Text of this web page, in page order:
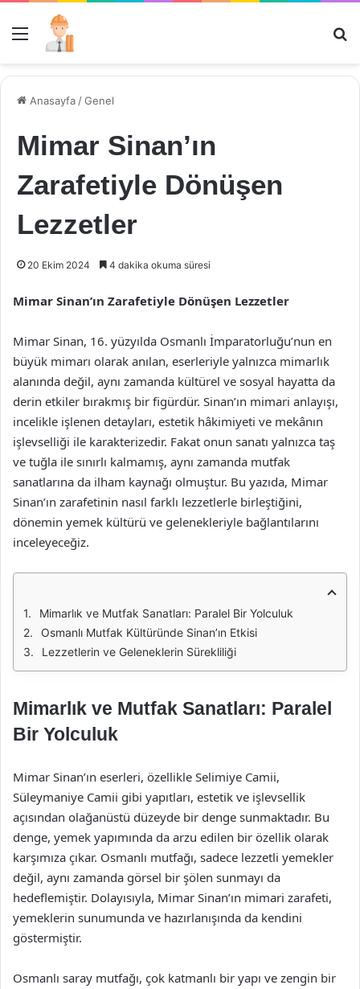
Menü
Anasayfa /Genel
Mimar Sinan’ın
Zarafetiyle Dönüşen
Lezzetler
20 Ekim 2024 4 dakika okuma süresi
Mimar Sinan’ın Zarafetiyle Dönüşen Lezzetler
Mimar Sinan, 16. yüzyılda Osmanlı İmparatorluğu’nun en
büyük mimarı olarak anılan, eserleriyle yalnızca mimarlık
alanında değil, aynı zamanda kültürel ve sosyal hayatta da
derin etkiler bırakmış bir figürdür. Sinan’ın mimari anlayışı,
incelikle işlenen detayları, estetik hâkimiyeti ve mekânın
işlevselliği ile karakterizedir. Fakat onun sanatı yalnızca taş
ve tuğla ile sınırlı kalmamış, aynı zamanda mutfak
sanatlarına da ilham kaynağı olmuştur. Bu yazıda, Mimar
Sinan’ın zarafetinin nasıl farklı lezzetlerle birleştiğini,
dönemin yemek kültürü ve gelenekleriyle bağlantılarını
inceleyeceğiz.
Mimarlık ve Mutfak Sanatları: Paralel Bir Yolculuk
Osmanlı Mutfak Kültüründe Sinan’ın Etkisi
Lezzetlerin ve Geleneklerin Sürekliliği
Mimarlık ve Mutfak Sanatları: Paralel
Bir Yolculuk
Mimar Sinan’ın eserleri, özellikle Selimiye Camii,
Süleymaniye Camii gibi yapıtları, estetik ve işlevsellik
açısından olağanüstü düzeyde bir denge sunmaktadır. Bu
denge, yemek yapımında da arzu edilen bir özellik olarak
karşımıza çıkar. Osmanlı mutfağı, sadece lezzetli yemekler
değil, aynı zamanda görsel bir şölen sunmayı da
hedeflemiştir. Dolayısıyla, Mimar Sinan’ın mimari zarafeti,
yemeklerin sunumunda ve hazırlanışında da kendini
göstermiştir.
Osmanlı saray mutfağı, çok katmanlı bir yapı ve zengin bir